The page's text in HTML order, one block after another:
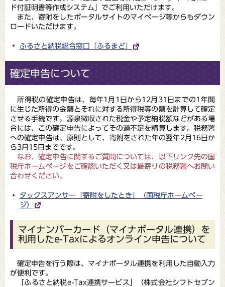
ド付証明書等作成システム」でご利用いただけます。
また、寄附をしたポータルサイトのマイページ等からもダウン
ロードいただけます。
ふるさと納税総合窓口「ふるまど」
確定申告について
所得税の確定申告は、毎年1月1日から12月31日までの1年間
に生じた所得の金額とそれに対する所得税等の額を計算して確定
させる手続です。源泉徴収された税金や予定納税額などがある場
合には、この確定申告によってその過不足を精算します。税務署
への確定申告は、原則として、寄附をされた年の翌年2月16日か
ら3月15日までです。
なお、確定申告に関するご質問については、以下リンク先の国
税庁ホームページをご確認いただく又は最寄りの税務署へお問い
合わせください。
タックスアンサー「寄附をしたとき」（国税庁ホームペー
ジ）
マイナンバーカード（マイナポータル連携）を
利用したe-Taxによるオンライン申告について
確定申告を行う際は、マイナポータル連携を利用した自動入力
が便利です。
「ふるさと納税e-Tax連携サービス」（株式会社シフトセブン